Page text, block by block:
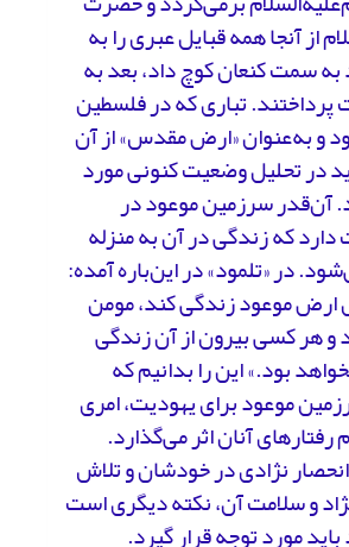
از آنجا همه قبایل عبری را به
سمت کنعان کوچ داد، بعد به
تباری که در فلسطین
و به‌عنوان «ارض مقدس» از آن
در تحلیل وضعیت کنونی مورد
آن‌قدر سرزمین موعود در
که زندگی در آن به منزله
در «تلمود» در این‌باره آمده:
موعود زندگی کند، مومن
هر کسی بیرون از آن زندگی
بود.» این را بدانیم که
موعود برای یهودیت، امری
آنان اثر می‌گذارد.
انحصار نژادی در خودشان و تلاش
و سلامت آن، نکته دیگری است
مورد توجه قرار گیرد.